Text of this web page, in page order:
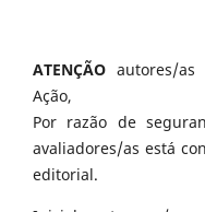
ATENÇÃO autores/
Ação,
Por razão de
avaliadores/as está
editorial.